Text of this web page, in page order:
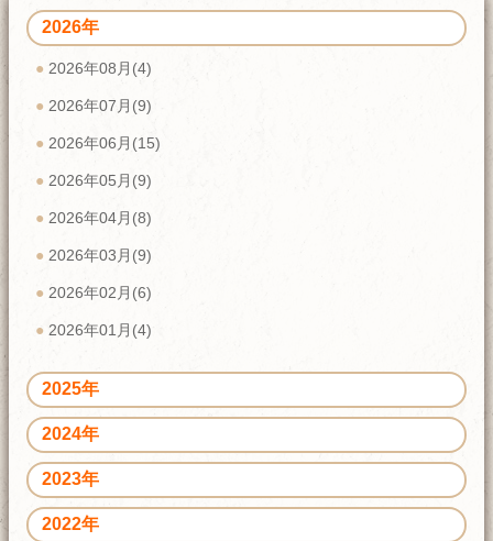
2026年
2026年08月(4)
2026年07月(9)
2026年06月(15)
2026年05月(9)
2026年04月(8)
2026年03月(9)
2026年02月(6)
2026年01月(4)
2025年
2024年
2023年
2022年